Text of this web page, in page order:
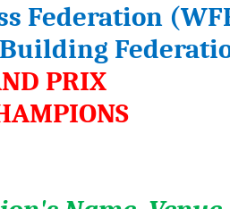
Federation
PRIX